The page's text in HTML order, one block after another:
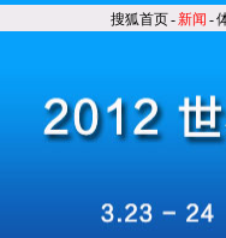
搜狐首页-新闻 -